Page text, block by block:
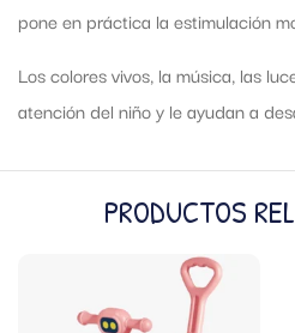
pone en práctica la estimulación
Los colores vivos, la música, las
atención del niño y le ayudan a
PRODUCTOS